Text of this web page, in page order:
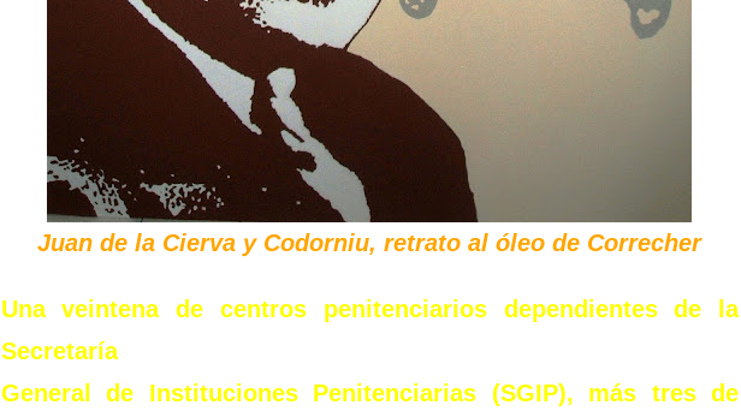
Juan de la Cierva y Codorniu, retrato al óleo de Correcher
Una veintena de centros penitenciarios dependientes de la
Secretaría
General de Instituciones Penitenciarias (SGIP), más tres de